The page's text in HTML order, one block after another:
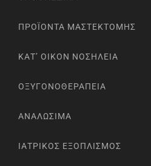
ΠΡΟΪΌΝΤΑ ΜΑΣΤΕΚΤΟΜΉΣ
ΚΑΤ’ ΟΊΚΟΝ ΝΟΣΗΛΕΊΑ
ΟΞΥΓΟΝΟΘΕΡΑΠΕΊΑ
ΑΝΑΛΏΣΙΜΑ
ΙΑΤΡΙΚΌΣ ΕΞΟΠΛΙΣΜΌΣ